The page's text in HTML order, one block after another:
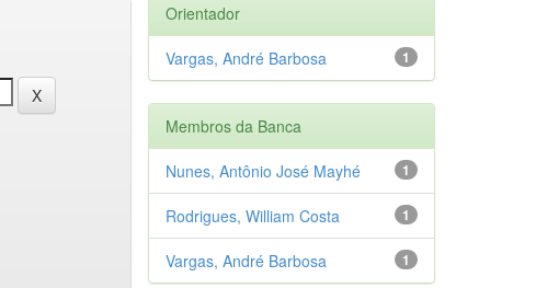
Orientador
1
Vargas, André Barbosa
Membros da Banca
1
Nunes, Antônio José Mayhé
1
Rodrigues, William Costa
1
Vargas, André Barbosa